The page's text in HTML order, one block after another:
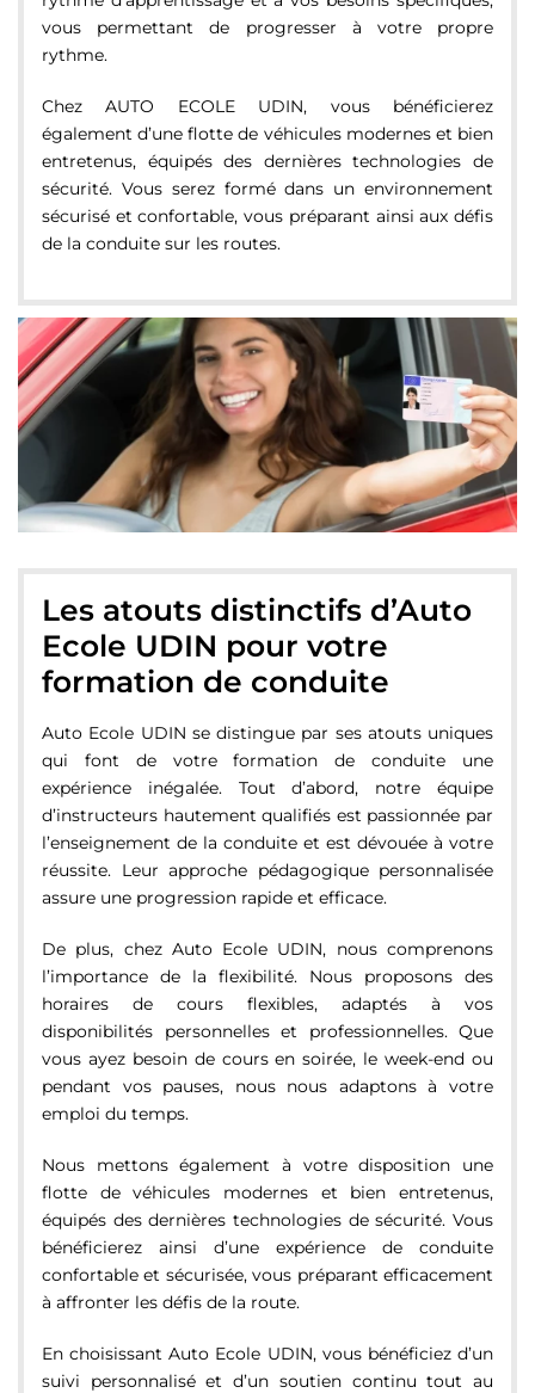
vous permettant de progresser à votre propre
rythme.
Chez AUTO ECOLE UDIN, vous bénéficierez
également d’une flotte de véhicules modernes et bien
entretenus, équipés des dernières technologies de
sécurité. Vous serez formé dans un environnement
sécurisé et confortable, vous préparant ainsi aux défis
de la conduite sur les routes.
Les atouts distinctifs d’Auto
Ecole UDIN pour votre
formation de conduite
Auto Ecole UDIN se distingue par ses atouts uniques
qui font de votre formation de conduite une
expérience inégalée. Tout d’abord, notre équipe
d’instructeurs hautement qualifiés est passionnée par
l’enseignement de la conduite et est dévouée à votre
réussite. Leur approche pédagogique personnalisée
assure une progression rapide et efficace.
De plus, chez Auto Ecole UDIN, nous comprenons
l’importance de la flexibilité. Nous proposons des
horaires de cours flexibles, adaptés à vos
disponibilités personnelles et professionnelles. Que
vous ayez besoin de cours en soirée, le week-end ou
pendant vos pauses, nous nous adaptons à votre
emploi du temps.
Nous mettons également à votre disposition une
flotte de véhicules modernes et bien entretenus,
équipés des dernières technologies de sécurité. Vous
bénéficierez ainsi d’une expérience de conduite
confortable et sécurisée, vous préparant efficacement
à affronter les défis de la route.
En choisissant Auto Ecole UDIN, vous bénéficiez d’un
suivi personnalisé et d’un soutien continu tout au